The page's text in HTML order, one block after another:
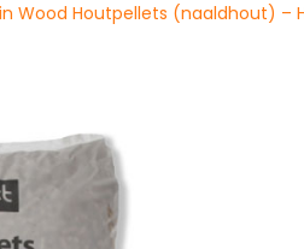
Wood Houtpellets (naaldhout) –